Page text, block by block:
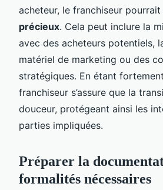
acheteur, le franchiseur
précieux. Cela peut inclure la
avec des acheteurs potentiels,
matériel de marketing ou des
stratégiques. En étant
franchiseur s’assure que la
douceur, protégeant ainsi les
parties impliquées.
Préparer la
formalités nécessaires